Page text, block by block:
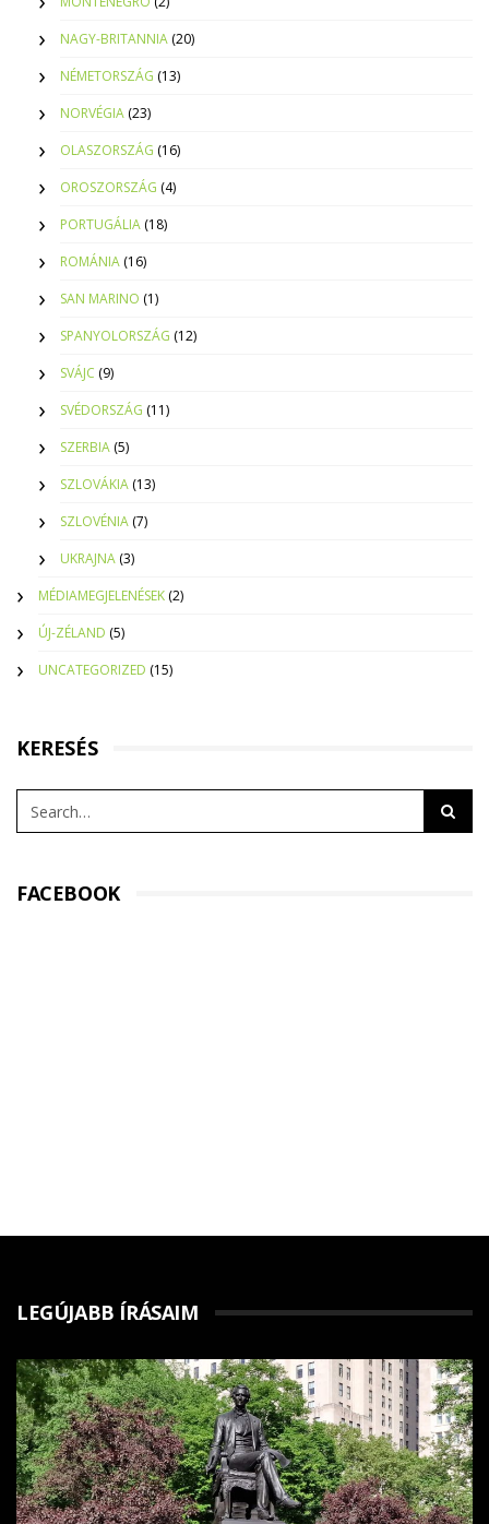
NAGY-BRITANNIA (20)
NÉMETORSZÁG (13)
NORVÉGIA (23)
OLASZORSZÁG (16)
OROSZORSZÁG (4)
PORTUGÁLIA (18)
ROMÁNIA (16)
SAN MARINO (1)
SPANYOLORSZÁG (12)
SVÁJC (9)
SVÉDORSZÁG (11)
SZERBIA (5)
SZLOVÁKIA (13)
SZLOVÉNIA (7)
UKRAJNA (3)
MÉDIAMEGJELENÉSEK (2)
ÚJ-ZÉLAND (5)
UNCATEGORIZED (15)
KERESÉS
FACEBOOK
LEGÚJABB ÍRÁSAIM